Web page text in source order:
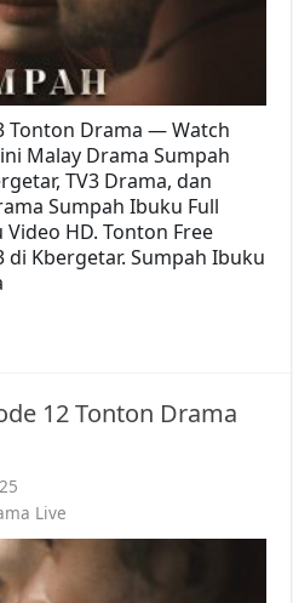
Tonton Drama — Watch
Malay Drama Sumpah
TV3 Drama, dan
Sumpah Ibuku Full
HD. Tonton Free
di Kbergetar. Sumpah Ibuku
12 Tonton Drama
Live